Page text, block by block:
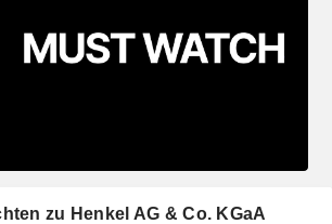
zu Henkel AG & Co. KGaA